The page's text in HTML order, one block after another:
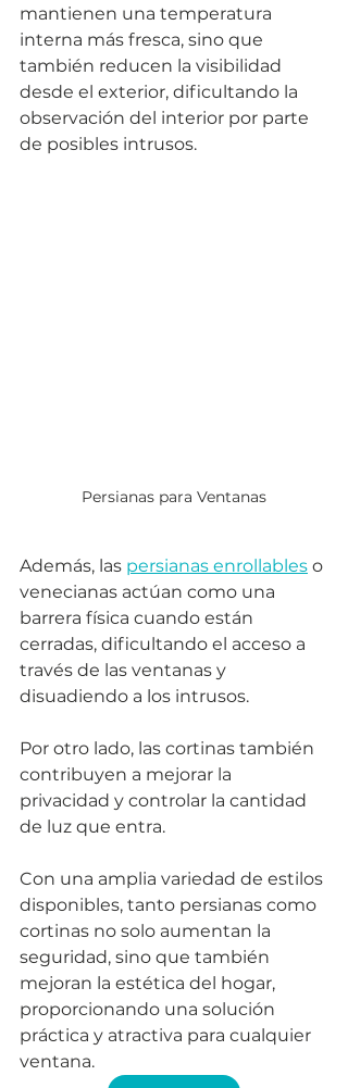
mantienen una temperatura
interna más fresca, sino que
también reducen la visibilidad
desde el exterior, dificultando la
observación del interior por parte
de posibles intrusos.
Persianas para Ventanas
Además, las persianas enrollables o
venecianas actúan como una
barrera física cuando están
cerradas, dificultando el acceso a
través de las ventanas y
disuadiendo a los intrusos.
Por otro lado, las cortinas también
contribuyen a mejorar la
privacidad y controlar la cantidad
de luz que entra.
Con una amplia variedad de estilos
disponibles, tanto persianas como
cortinas no solo aumentan la
seguridad, sino que también
mejoran la estética del hogar,
proporcionando una solución
práctica y atractiva para cualquier
ventana.